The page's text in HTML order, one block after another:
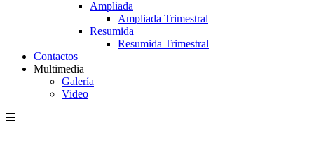
Ampliada
Ampliada Trimestral
Resumida
Resumida Trimestral
Contactos
Multimedia
Galería
Video